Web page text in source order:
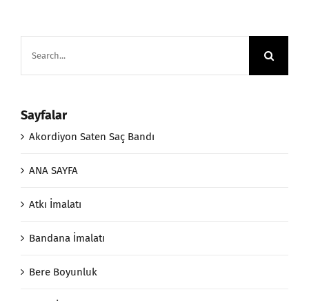
Sayfalar
Akordiyon Saten Saç Bandı
ANA SAYFA
Atkı İmalatı
Bandana İmalatı
Bere Boyunluk